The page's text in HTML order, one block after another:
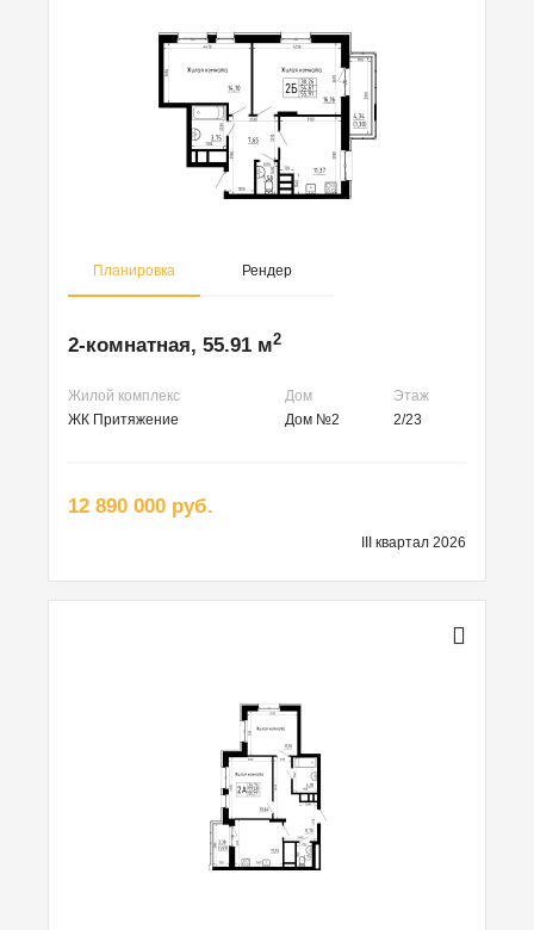
Планировка Рендер
2-комнатная, 55.91 м2
Жилой комплекс Дом
Этаж
ЖК Притяжение
Дом №2 2/23
12 890 000 руб.
III квартал 2026